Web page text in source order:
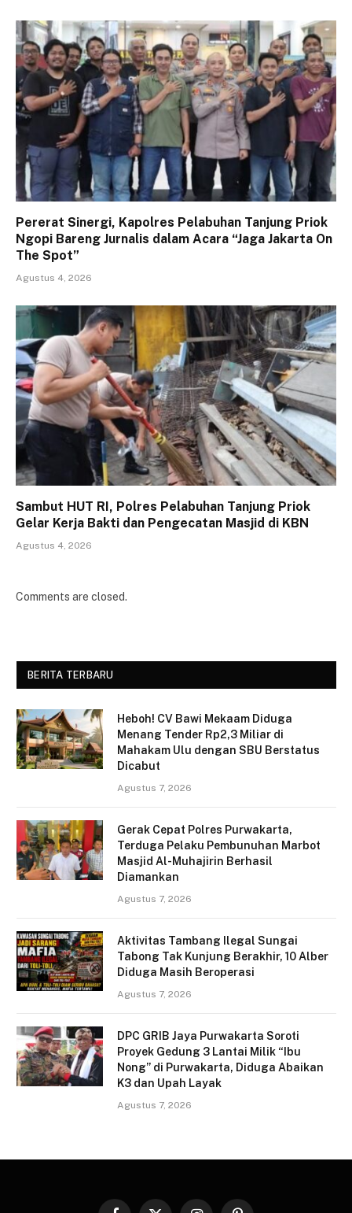
Pererat Sinergi, Kapolres Pelabuhan Tanjung Priok
Ngopi Bareng Jurnalis dalam Acara “Jaga Jakarta On
The Spot”
Agustus 4, 2026
Sambut HUT RI, Polres Pelabuhan Tanjung Priok
Gelar Kerja Bakti dan Pengecatan Masjid di KBN
Agustus 4, 2026
Comments are closed.
BERITA TERBARU
Heboh! CV Bawi Mekaam Diduga
Menang Tender Rp2,3 Miliar di
Mahakam Ulu dengan SBU Berstatus
Dicabut
Agustus 7, 2026
Gerak Cepat Polres Purwakarta,
Terduga Pelaku Pembunuhan Marbot
Masjid Al-Muhajirin Berhasil
Diamankan
Agustus 7, 2026
Aktivitas Tambang Ilegal Sungai
Tabong Tak Kunjung Berakhir, 10 Alber
Diduga Masih Beroperasi
Agustus 7, 2026
DPC GRIB Jaya Purwakarta Soroti
Proyek Gedung 3 Lantai Milik “Ibu
Nong” di Purwakarta, Diduga Abaikan
K3 dan Upah Layak
Agustus 7, 2026